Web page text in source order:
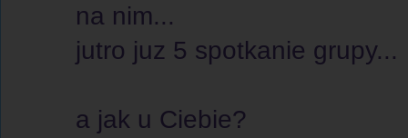
na nim...
jutro juz 5 spotkanie grupy...
a jak u Ciebie?